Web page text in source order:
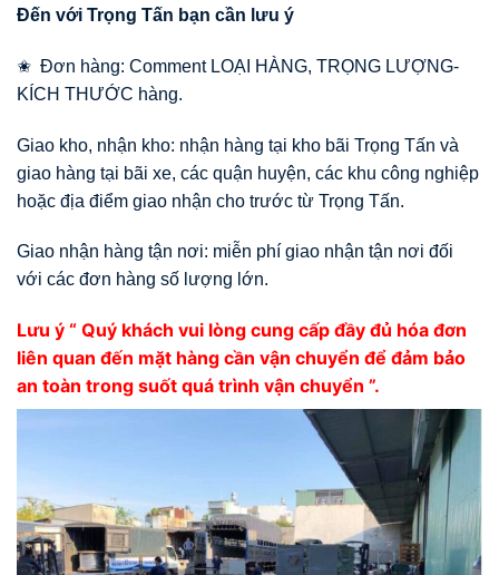
Đến với Trọng Tấn bạn cần lưu ý
✬ Đơn hàng: Comment LOẠI HÀNG, TRỌNG LƯỢNG-
KÍCH THƯỚC hàng.
Giao kho, nhận kho: nhận hàng tại kho bãi Trọng Tấn và
giao hàng tại bãi xe, các quận huyện, các khu công nghiệp
hoặc địa điểm giao nhận cho trước từ Trọng Tấn.
Giao nhận hàng tận nơi: miễn phí giao nhận tận nơi đối
với các đơn hàng số lượng lớn.
Lưu ý “ Quý khách vui lòng cung cấp đầy đủ hóa đơn
liên quan đến mặt hàng cần vận chuyển để đảm bảo
an toàn trong suốt quá trình vận chuyển ”.